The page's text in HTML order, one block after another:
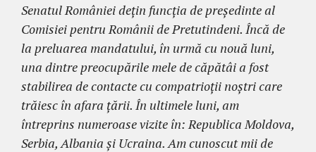
Senatul României dețin funcția de președinte al
Comisiei pentru Românii de Pretutindeni. Încă de
la preluarea mandatului, în urmă cu nouă luni,
una dintre preocupările mele de căpătâi a fost
stabilirea de contacte cu compatrioții noștri care
trăiesc în afara țării. În ultimele luni, am
întreprins numeroase vizite în: Republica Moldova,
Serbia, Albania și Ucraina. Am cunoscut mii de